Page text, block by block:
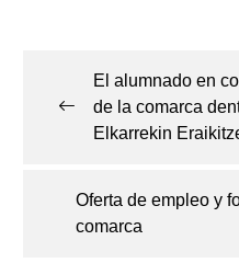
entradas
El alumnado en
de la comarca
Elkarrekin
Oferta de empleo y
comarca